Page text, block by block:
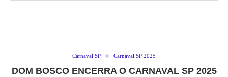
Carnaval SP Carnaval SP 2025
DOM BOSCO ENCERRA O CARNAVAL SP 2025